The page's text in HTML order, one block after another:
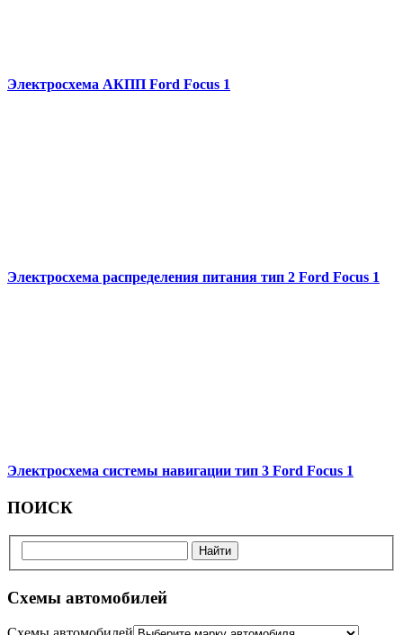
Электросхема АКПП Ford Focus 1
Электросхема распределения питания тип 2 Ford Focus 1
Электросхема системы навигации тип 3 Ford Focus 1
ПОИСК
Схемы автомобилей